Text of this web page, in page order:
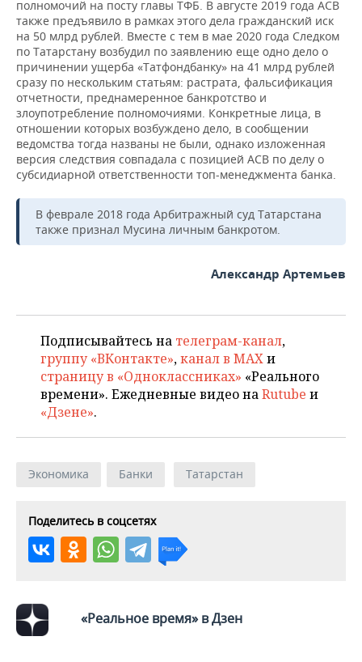
полномочий на посту главы ТФБ. В августе 2019 года АСВ
также предъявило в рамках этого дела гражданский иск
на 50 млрд рублей. Вместе с тем в мае 2020 года Следком
по Татарстану возбудил по заявлению еще одно дело о
причинении ущерба «Татфондбанку» на 41 млрд рублей
сразу по нескольким статьям: растрата, фальсификация
отчетности, преднамеренное банкротство и
злоупотребление полномочиями. Конкретные лица, в
отношении которых возбуждено дело, в сообщении
ведомства тогда названы не были, однако изложенная
версия следствия совпадала с позицией АСВ по делу о
субсидиарной ответственности топ-менеджмента банка.
В феврале 2018 года Арбитражный суд Татарстана
также признал Мусина личным банкротом.
Александр Артемьев
Подписывайтесь на телеграм-канал,
группу «ВКонтакте»,канал в MAXи
страницу в «Одноклассниках» «Реального
времени». Ежедневные видео наRutube и
«Дзене».
Экономика Банки Татарстан
Поделитесь в соцсетях
«Реальное время» в Дзен